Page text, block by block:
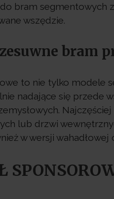
bram segmentowych
wszędzie.
bram
to nie tylko modele
nadające się przede
lub drzwi
w wersji